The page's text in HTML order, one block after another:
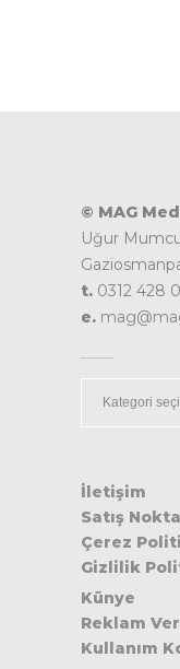
© MAG
Uğur
t. 0312 428
e.
İletişim
Satış
Çerez
Gizlilik
Künye
Reklam
Kullanım